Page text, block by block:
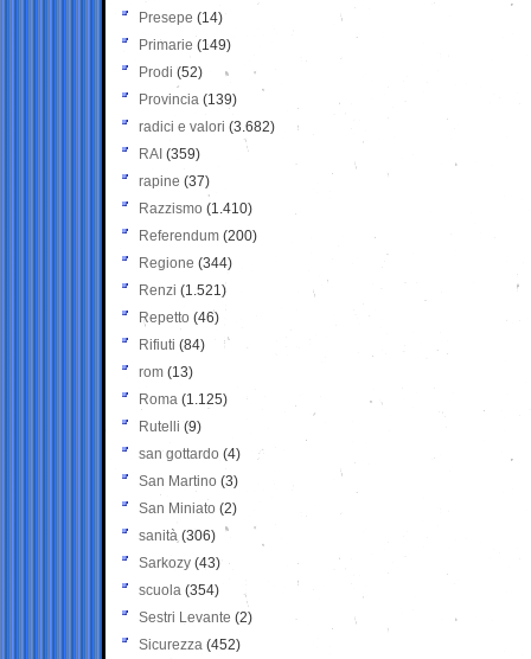
Presepe (14)
Primarie (149)
Prodi (52)
Provincia (139)
radici e valori (3.682)
RAI (359)
rapine (37)
Razzismo (1.410)
Referendum (200)
Regione (344)
Renzi (1.521)
Repetto (46)
Rifiuti (84)
rom (13)
Roma (1.125)
Rutelli (9)
san gottardo (4)
San Martino (3)
San Miniato (2)
sanità (306)
Sarkozy (43)
scuola (354)
Sestri Levante (2)
Sicurezza (452)